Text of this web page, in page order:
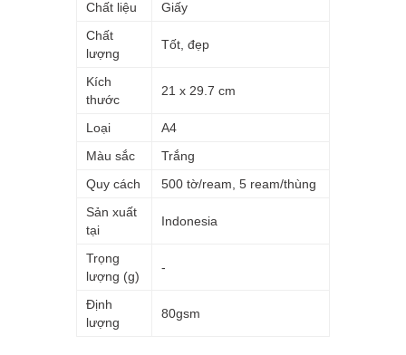
Chất liệu
Giấy
Chất
lượng
Tốt, đẹp
Kích
thước
21 x 29.7 cm
Loại
A4
Màu sắc
Trắng
Quy cách
500 tờ/ream, 5 ream/thùng
Sản xuất
tại
Indonesia
Trọng
lượng (g)
-
Định
lượng
80gsm